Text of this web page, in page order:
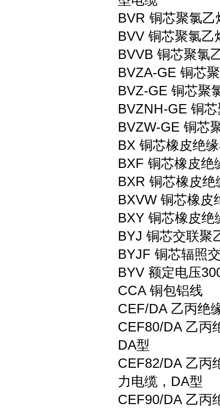
BVR 铜芯聚氯
BVV 铜芯聚氯乙
BVVB 铜芯聚氯
BVZA-GE 铜芯
BVZ-GE 铜芯聚
BVZNH-GE 铜
BVZW-GE 铜芯
BX 铜芯橡皮绝
BXF 铜芯橡皮绝
BXR 铜芯橡皮
BXVW 铜芯橡皮
BXY 铜芯橡皮绝
BYJ 铜芯交联聚
BYJF 铜芯辐照
BYV 额定电压
CCA 铜包铝线
CEF/DA 乙丙绝
CEF80/DA 乙丙
DA型
CEF82/DA 乙丙
力电缆，DA型
CEF90/DA 乙丙